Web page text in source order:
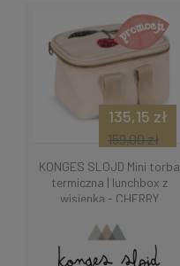
KONGES SLOJD Mini torba
termiczna | lunchbox z
wisienką - CHERRY
135,15 zł
159,00 zł